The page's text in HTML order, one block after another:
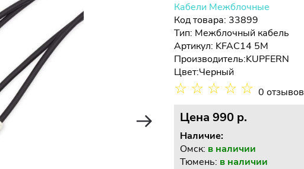
Кабели Межблочные
Код товара: 33899
Тип: Межблочный кабель
Артикул: KFAC14 5M
Производитель:KUPFERN
Цвет:Черный
☆ ☆ ☆ ☆ ☆ 0 отзывов
Цена990 p.
Наличие:
Омск: в наличии
Тюмень: в наличии